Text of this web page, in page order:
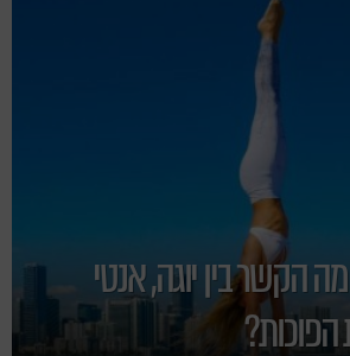
הקשר בין יוגה, אנטי
הפוכות?